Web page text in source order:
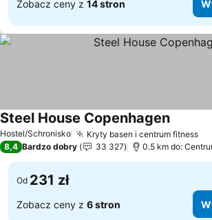
Zobacz ceny z 14 stron
Hostel/Schronisko Kryty basen i centrum fitness
Steel House Copenhagen
8,4 Bardzo dobry 33 327 0.5 km do:
Od 231 zł
Zobacz ceny z 6 stron